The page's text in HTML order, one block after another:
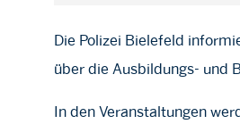
Die Polizei Bielefeld
über die Ausbildungs- und
In den Veranstaltungen